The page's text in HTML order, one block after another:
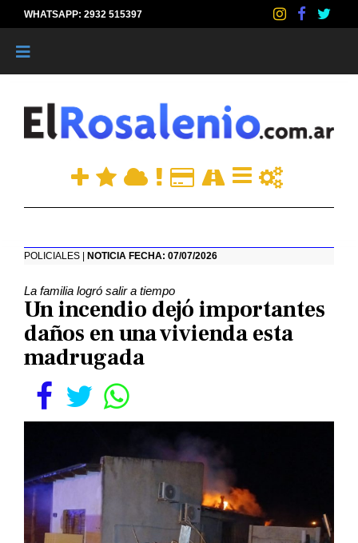
WHATSAPP: 2932 515397
POLICIALES | NOTICIA FECHA: 07/07/2026
La familia logró salir a tiempo
Un incendio dejó importantes
daños en una vivienda esta
madrugada